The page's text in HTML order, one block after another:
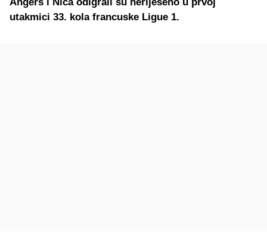
utakmici 33. kola francuske Ligue 1.